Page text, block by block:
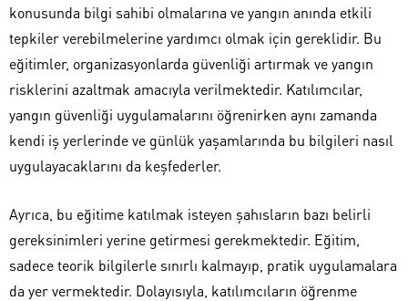
konusunda bilgi sahibi olmalarına ve yangın anında etkili
tepkiler verebilmelerine yardımcı olmak için gereklidir. Bu
eğitimler, organizasyonlarda güvenliği artırmak ve yangın
risklerini azaltmak amacıyla verilmektedir. Katılımcılar,
yangın güvenliği uygulamalarını öğrenirken aynı zamanda
kendi iş yerlerinde ve günlük yaşamlarında bu bilgileri nasıl
uygulayacaklarını da keşfederler.
Ayrıca, bu eğitime katılmak isteyen şahısların bazı belirli
gereksinimleri yerine getirmesi gerekmektedir. Eğitim,
sadece teorik bilgilerle sınırlı kalmayıp, pratik uygulamalara
da yer vermektedir. Dolayısıyla, katılımcıların öğrenme